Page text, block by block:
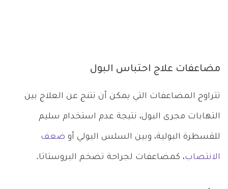
مضاعفات علاج احتباس البول
تتراوح المضاعفات التي يمكن أن تتنج عن العلاج بين
التهابات مجرى البول، نتيجة عدم استخدام سليم
للقسطرة البولية، وبين السلس البولي أو ضعف
الانتصاب، كمضاعفات لجراحة تضخم البروستاتا.